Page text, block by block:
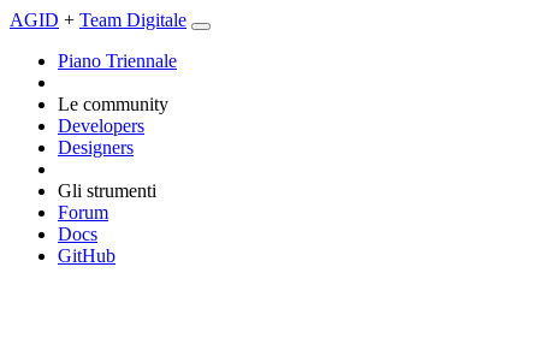
AGID + Team Digitale
Piano Triennale
Le community
Developers
Designers
Gli strumenti
Forum
Docs
GitHub